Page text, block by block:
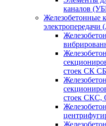
каналов
Железобетонные
стоек СК
стоек